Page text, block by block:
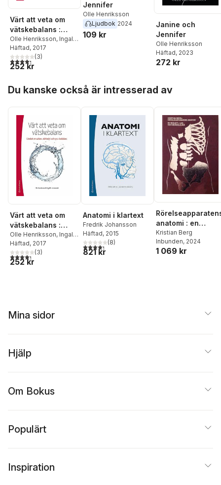
Värt att veta om
vätskebalans :
lärobok om vatten-,
elektrolyt och syra-
basbalans
Olle Henriksson, Ingalill
Lennermark
Häftad, 2017
4,3utav 5 stjärnor. Totalt antal röster:
(3)
252 kr
Jennifer
Olle Henriksson
Ljudbok 2024
109 kr
Janine och
Jennifer
Olle Henriksson
Häftad, 2023
272 kr
Du kanske också är intresserad av
Värt att veta om
vätskebalans :
lärobok om vatten-,
elektrolyt och syra-
basbalans
Olle Henriksson, Ingalill
Lennermark
Häftad, 2017
4,3utav 5 stjärnor. Totalt antal röster:
(3)
252 kr
Anatomi i klartext
Fredrik Johansson
Häftad, 2015
4,3utav 5 stjärnor. Totalt antal röster:
(8)
821 kr
anatomi : en
skelett, led och
muskelguide
Kristian Berg
Inbunden, 2024
1 069 kr
Mina sidor
Hjälp
Om Bokus
Populärt
Inspiration